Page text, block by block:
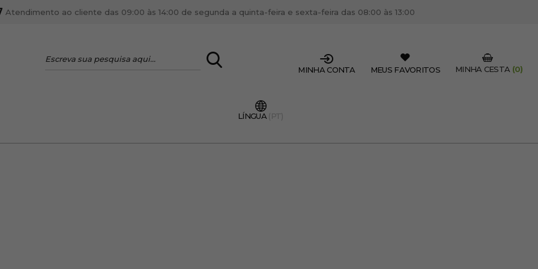
LOGIN
Atendimento ao cliente das 09:00 às 14:00 de segunda a quinta-feira e sexta-feira das 08:00 às 13:00
MINHA CESTA (0)
MEUS FAVORITOS
MINHA CONTA
LÍNGUA (PT)